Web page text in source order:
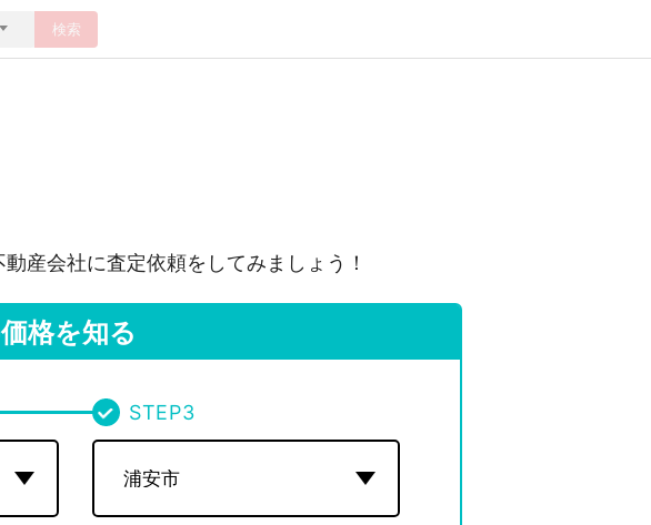
検索
産会社に査定依頼をしてみましょう！
格を知る
STEP3